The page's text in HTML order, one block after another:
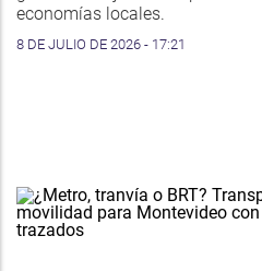
economías locales.
8 DE JULIO DE 2026 - 17:21